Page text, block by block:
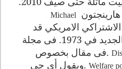
Michael
الامريكي قد
نحت مفردة المحافظ الجديد في 1973. فى مجلة
.فى مقال بخصوص
Welfare
.ويقول أي جي